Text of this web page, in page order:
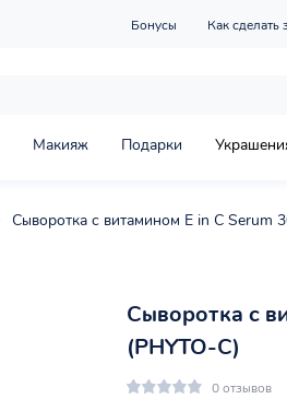
Бонусы Как сделать
Макияж Подарки
Сыворотка с витамином E in C Serum
Сыворотка с
(PHYTO-C)
0 отзывов